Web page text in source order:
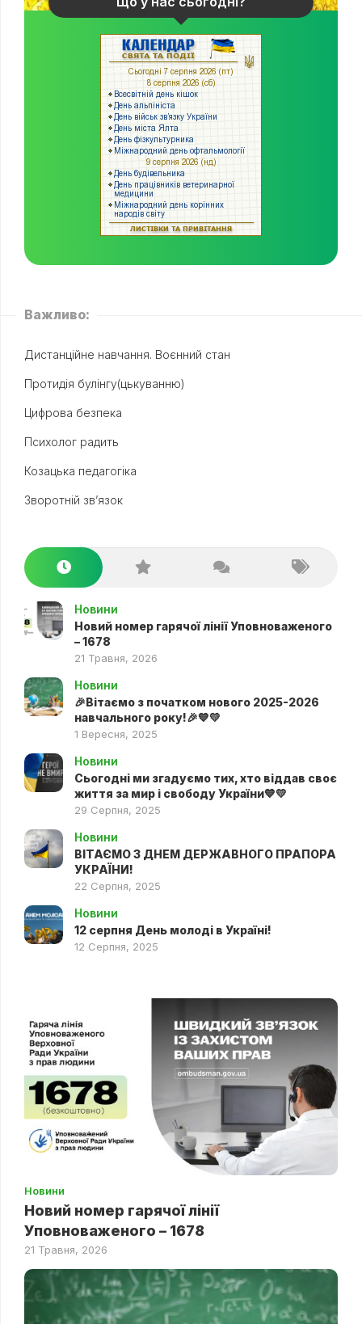
Важливо:
Дистанційне навчання. Воєнний стан
Протидія булінгу(цькуванню)
Цифрова безпека
Психолог радить
Козацька педагогіка
Зворотній зв’язок
Новини
Новий номер гарячої лінії Уповноваженого
– 1678
21 Травня, 2026
Новини
🎉Вітаємо з початком нового 2025-2026
навчального року!🎉💙💛
1 Вересня, 2025
Новини
Сьогодні ми згадуємо тих, хто віддав своє
життя за мир і свободу України💙💛
29 Серпня, 2025
Новини
ВІТАЄМО З ДНЕМ ДЕРЖАВНОГО ПРАПОРА
УКРАЇНИ!
22 Серпня, 2025
Новини
12 серпня День молоді в Україні!
12 Серпня, 2025
Новини
Новий номер гарячої лінії
Уповноваженого – 1678
21 Травня, 2026